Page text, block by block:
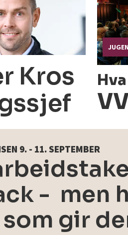
Kros
9. - 11. SEPTEMBER
- men
gir